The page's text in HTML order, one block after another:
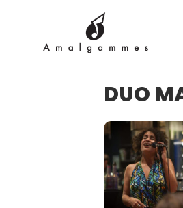
DUO